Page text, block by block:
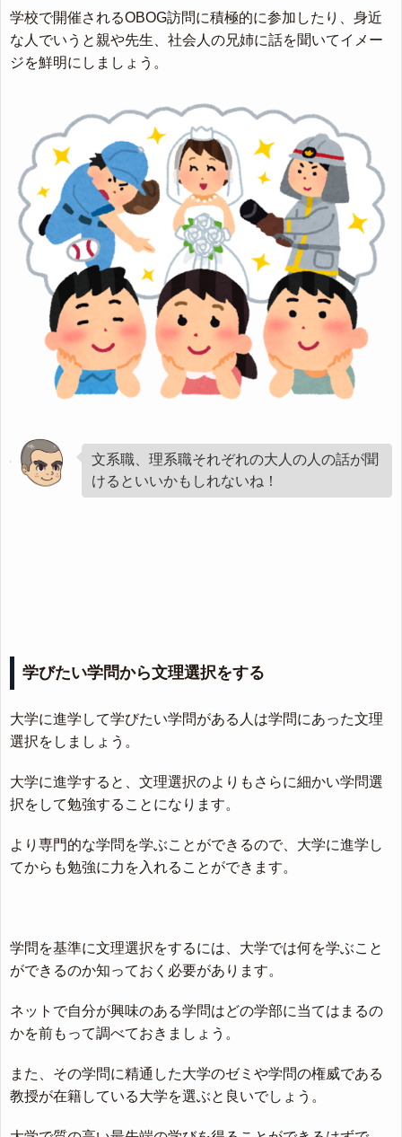
学校で開催されるOBOG訪問に積極的に参加したり、身近
な人でいうと親や先生、社会人の兄姉に話を聞いてイメー
ジを鮮明にしましょう。
文系職、理系職それぞれの大人の人の話が聞
けるといいかもしれないね！
学びたい学問から文理選択をする
大学に進学して学びたい学問がある人は学問にあった文理
選択をしましょう。
大学に進学すると、文理選択のよりもさらに細かい学問選
択をして勉強することになります。
より専門的な学問を学ぶことができるので、大学に進学し
てからも勉強に力を入れることができます。
学問を基準に文理選択をするには、大学では何を学ぶこと
ができるのか知っておく必要があります。
ネットで自分が興味のある学問はどの学部に当てはまるの
かを前もって調べておきましょう。
また、その学問に精通した大学のゼミや学問の権威である
教授が在籍している大学を選ぶと良いでしょう。